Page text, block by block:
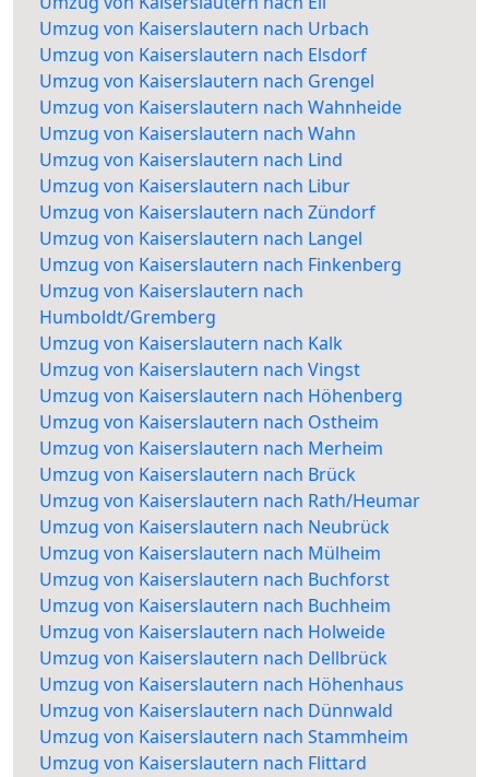
Umzug von Kaiserslautern nach Urbach
Umzug von Kaiserslautern nach Elsdorf
Umzug von Kaiserslautern nach Grengel
Umzug von Kaiserslautern nach Wahnheide
Umzug von Kaiserslautern nach Wahn
Umzug von Kaiserslautern nach Lind
Umzug von Kaiserslautern nach Libur
Umzug von Kaiserslautern nach Zündorf
Umzug von Kaiserslautern nach Langel
Umzug von Kaiserslautern nach Finkenberg
Umzug von Kaiserslautern nach
Humboldt/Gremberg
Umzug von Kaiserslautern nach Kalk
Umzug von Kaiserslautern nach Vingst
Umzug von Kaiserslautern nach Höhenberg
Umzug von Kaiserslautern nach Ostheim
Umzug von Kaiserslautern nach Merheim
Umzug von Kaiserslautern nach Brück
Umzug von Kaiserslautern nach Rath/Heumar
Umzug von Kaiserslautern nach Neubrück
Umzug von Kaiserslautern nach Mülheim
Umzug von Kaiserslautern nach Buchforst
Umzug von Kaiserslautern nach Buchheim
Umzug von Kaiserslautern nach Holweide
Umzug von Kaiserslautern nach Dellbrück
Umzug von Kaiserslautern nach Höhenhaus
Umzug von Kaiserslautern nach Dünnwald
Umzug von Kaiserslautern nach Stammheim
Umzug von Kaiserslautern nach Flittard